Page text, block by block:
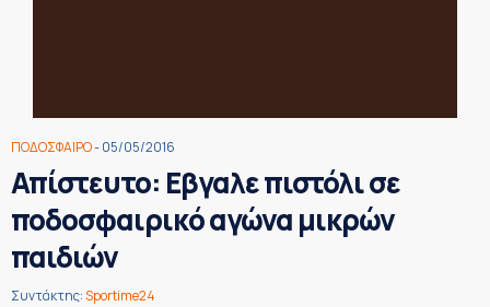
ΠΟΔΟΣΦΑΙΡΟ- 05/05/2016
Απίστευτο: Εβγαλε πιστόλι σε
ποδοσφαιρικό αγώνα μικρών
παιδιών
Συντάκτης:Sportime24